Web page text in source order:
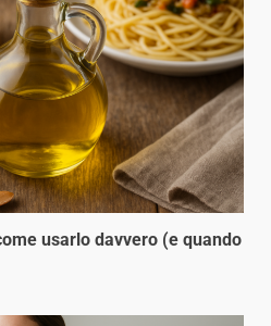
usarlo davvero (e quando